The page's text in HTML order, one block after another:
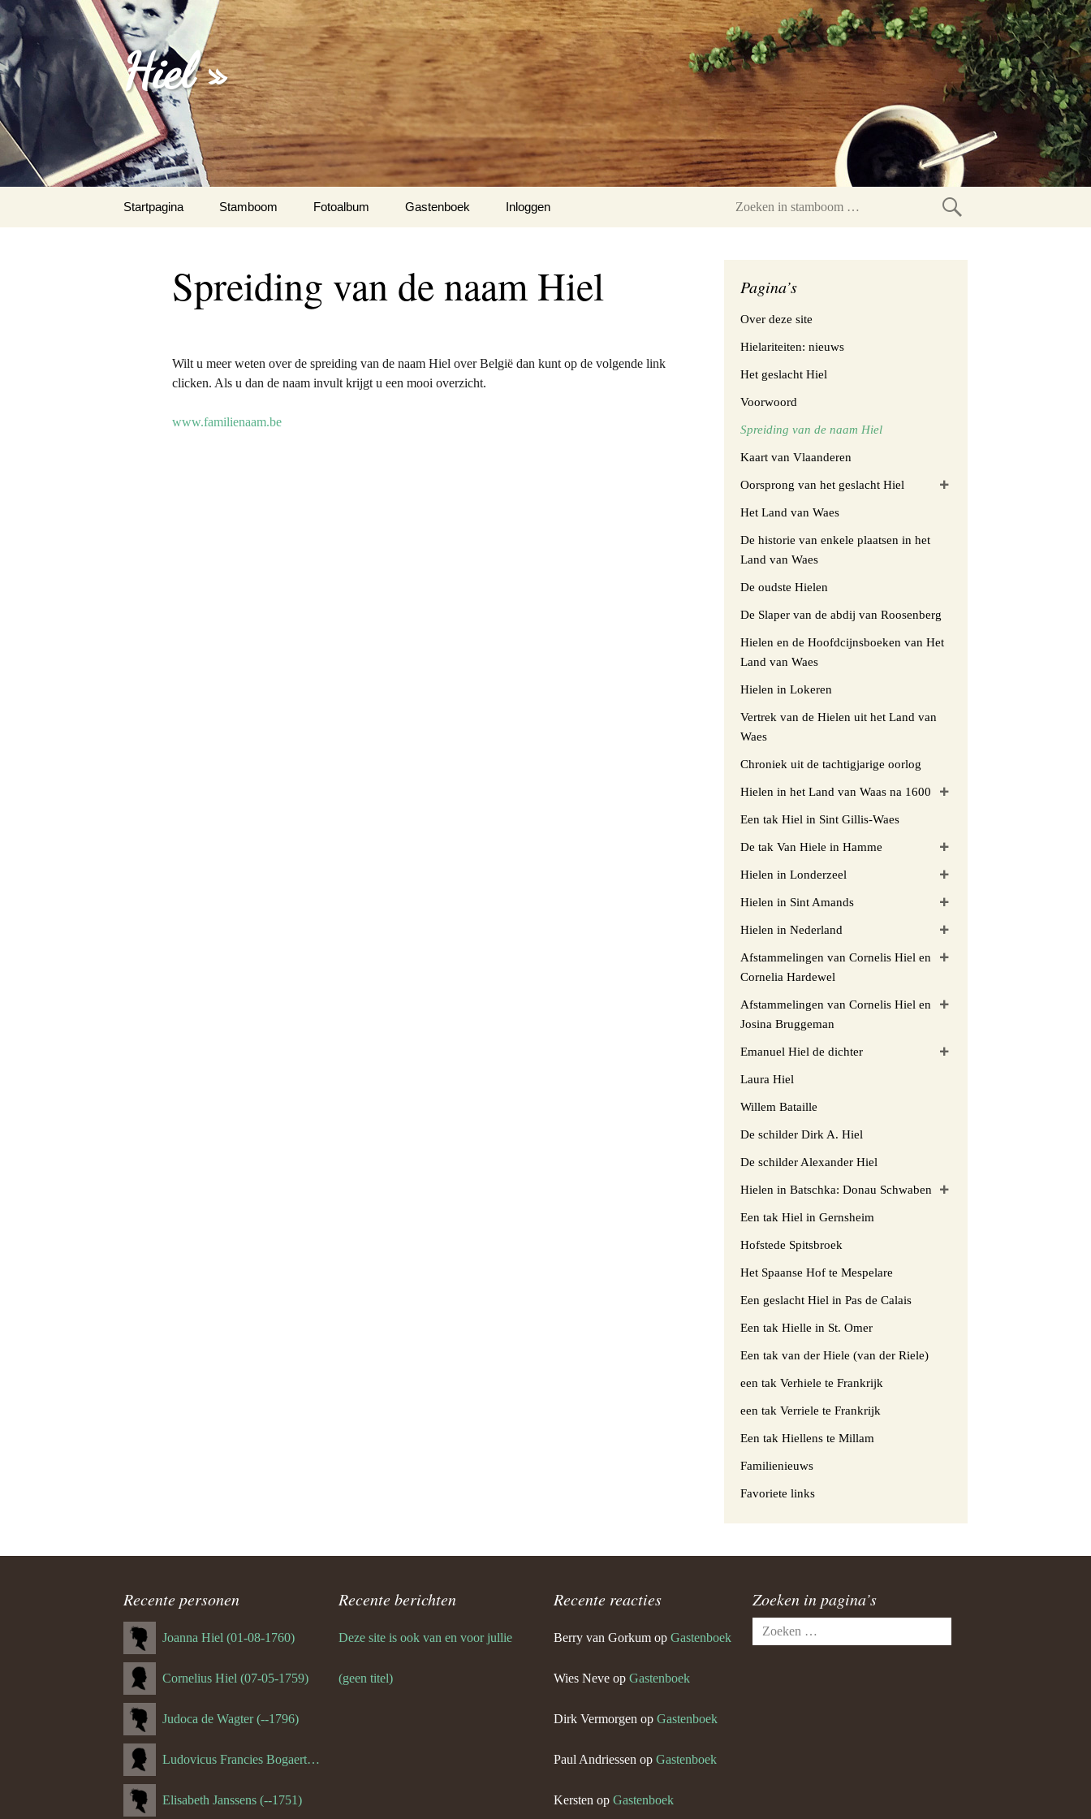
Hiel »
naar
Startpagina Stamboom Fotoalbum
Fotoalbum 1
Hiel in Land van Hontenisse
Gastenboek
Inloggen
Zoeken
Spreiding van de naam Hiel
Wilt u meer weten over de spreiding van de naam Hiel over België dan kunt op de volgende link
clicken. Als u dan de naam invult krijgt u een mooi overzicht.
www.familienaam.be
Pagina’s
Over deze site
Hielariteiten: nieuws
Het geslacht Hiel
Voorwoord
Spreiding van de naam Hiel
Kaart van Vlaanderen
Oorsprong van het geslacht Hiel
Het Land van Waes
De historie van enkele plaatsen in het
Land van Waes
De oudste Hielen
De Slaper van de abdij van Roosenberg
Hielen en de Hoofdcijnsboeken van Het
Land van Waes
Hielen in Lokeren
Vertrek van de Hielen uit het Land van
Waes
Chroniek uit de tachtigjarige oorlog
Hielen in het Land van Waas na 1600
Een tak Hiel in Sint Gillis-Waes
De tak Van Hiele in Hamme
Hielen in Londerzeel
Hielen in Sint Amands
Hielen in Nederland
Afstammelingen van Cornelis Hiel en
Cornelia Hardewel
Afstammelingen van Cornelis Hiel en
Josina Bruggeman
Emanuel Hiel de dichter
Laura Hiel
Willem Bataille
De schilder Dirk A. Hiel
De schilder Alexander Hiel
Hielen in Batschka: Donau Schwaben
Een tak Hiel in Gernsheim
Hofstede Spitsbroek
Het Spaanse Hof te Mespelare
Een geslacht Hiel in Pas de Calais
Een tak Hielle in St. Omer
Een tak van der Hiele (van der Riele)
een tak Verhiele te Frankrijk
een tak Verriele te Frankrijk
Een tak Hiellens te Millam
Familienieuws
Favoriete links
Recente personen
Joanna Hiel (01-08-1760)
Cornelius Hiel (07-05-1759)
Judoca de Wagter (--1796)
Ludovicus Francies Bogaert (--1825)
Elisabeth Janssens (--1751)
Recente berichten
Deze site is ook van en voor jullie
(geen titel)
Recente reacties
Berry van Gorkum op Gastenboek
Wies Neve op Gastenboek
Dirk Vermorgen op Gastenboek
Paul Andriessen op Gastenboek
Kersten op Gastenboek
Zoeken in pagina’s
Zoeken
naar: